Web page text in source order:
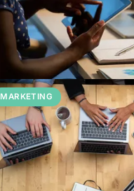
MARKETING